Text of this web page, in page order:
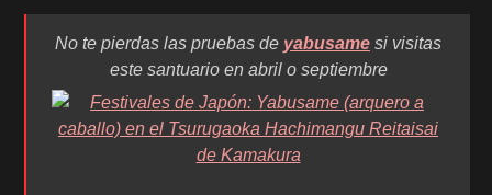
No te pierdas las pruebas de yabusame si visitas
este santuario en abril o septiembre